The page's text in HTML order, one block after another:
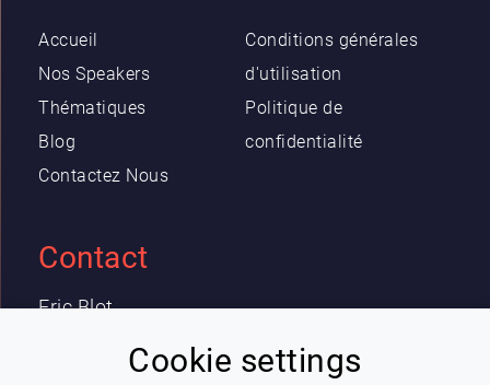
Cookie settings
Accueil
Nos Speakers
Thématiques
Blog
Contactez Nous
Conditions générales
d'utilisation
Politique de
confidentialité
Contact
Eric Blot